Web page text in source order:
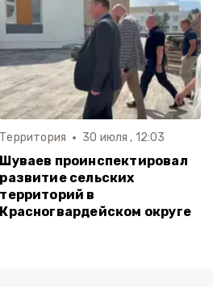
Территория 30 июля , 12:03
Шуваев проинспектировал
развитие сельских
территорий в
Красногвардейском округе